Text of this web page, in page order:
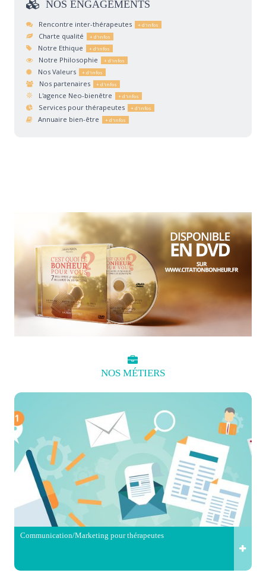
NOS ENGAGEMENTS
Rencontre inter-thérapeutes
Charte qualité
Notre Ethique
Notre Philosophie
Nos Valeurs
Nos partenaires
L'agence Neo-bienêtre
Services pour thérapeutes
Annuaire bien-être
NOS MÉTIERS
Communication/Marketing pour thérapeutes